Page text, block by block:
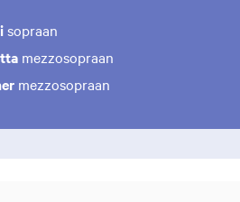
sopraan
mezzosopraan
mezzosopraan